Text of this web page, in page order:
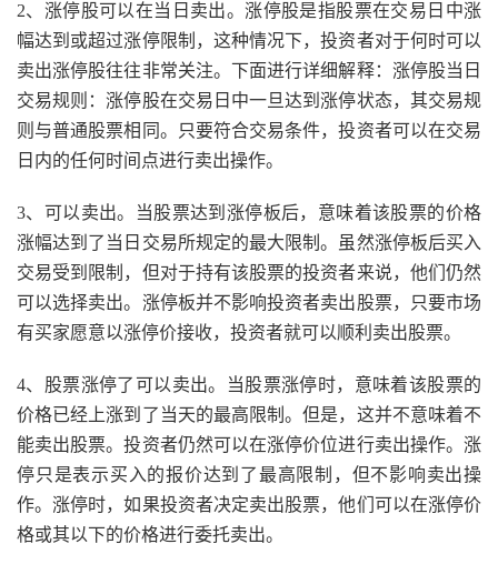
2、涨停股可以在当日卖出。涨停股是指股票在交易日中涨
幅达到或超过涨停限制，这种情况下，投资者对于何时可以
卖出涨停股往往非常关注。下面进行详细解释：涨停股当日
交易规则：涨停股在交易日中一旦达到涨停状态，其交易规
则与普通股票相同。只要符合交易条件，投资者可以在交易
日内的任何时间点进行卖出操作。
3、可以卖出。当股票达到涨停板后，意味着该股票的价格
涨幅达到了当日交易所规定的最大限制。虽然涨停板后买入
交易受到限制，但对于持有该股票的投资者来说，他们仍然
可以选择卖出。涨停板并不影响投资者卖出股票，只要市场
有买家愿意以涨停价接收，投资者就可以顺利卖出股票。
4、股票涨停了可以卖出。当股票涨停时，意味着该股票的
价格已经上涨到了当天的最高限制。但是，这并不意味着不
能卖出股票。投资者仍然可以在涨停价位进行卖出操作。涨
停只是表示买入的报价达到了最高限制，但不影响卖出操
作。涨停时，如果投资者决定卖出股票，他们可以在涨停价
格或其以下的价格进行委托卖出。